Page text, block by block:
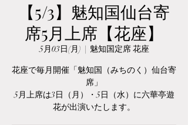
【5/3】魅知国仙台寄
席5月上席【花座】
5月03日(月)
  |
魅知国定席 花座
花座で毎月開催「魅知国（みちのく）仙台寄
席」
5月上席は3日（月）・5日（水）に六華亭遊
花が出演いたします。